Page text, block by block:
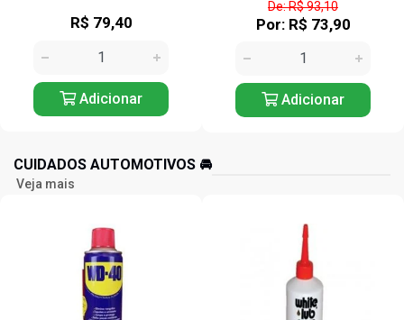
R$ 79,40
Adicionar
De: R$ 93,10
Por: R$ 73,90
Adicionar
CUIDADOS AUTOMOTIVOS 🚘️
Veja mais